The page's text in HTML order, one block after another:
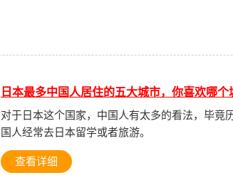
日本最多中国人居住的五大城市，你喜欢哪个
对于日本这个国家，中国人有太多的看法，毕竟
国人经常去日本留学或者旅游。
查看详细